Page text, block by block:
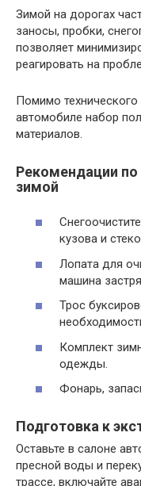
Зимой на дорогах
заносы, пробки,
позволяет
реагировать на
Помимо
автомобиле набор
материалов.
Рекомендации
зимой
кузова и
Лопата для
машина
Трос
Комплект
одежды.
Фонарь,
Подготовка к
Оставьте в салоне
пресной воды и
трассе, включайте